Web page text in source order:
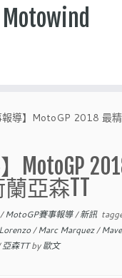
Motowind
報導】MotoGP 2018 最
MotoGP
亞森TT
/MotoGP賽事報導/新訊
/Marc Marquez/
亞森TTby歐文